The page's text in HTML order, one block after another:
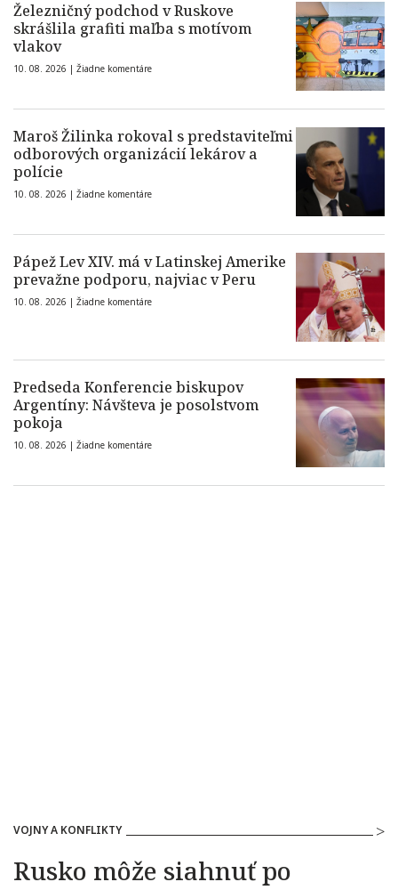
Železničný podchod v Ruskove
skrášlila grafiti maľba s motívom
vlakov
10. 08. 2026 | Žiadne komentáre
Maroš Žilinka rokoval s predstaviteľmi
odborových organizácií lekárov a
polície
10. 08. 2026 | Žiadne komentáre
Pápež Lev XIV. má v Latinskej Amerike
prevažne podporu, najviac v Peru
10. 08. 2026 | Žiadne komentáre
Predseda Konferencie biskupov
Argentíny: Návšteva je posolstvom
pokoja
10. 08. 2026 | Žiadne komentáre
VOJNY A KONFLIKTY
Rusko môže siahnuť po